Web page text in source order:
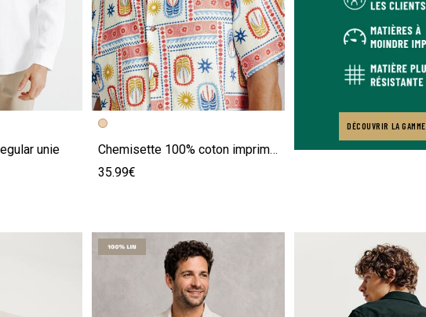
unie
Image précédente
Image suivante
Chemisette 100% coton imprimé palmiers
35.99€
DÉCOUVRIR LA GAMME